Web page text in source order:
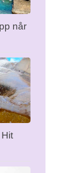
når